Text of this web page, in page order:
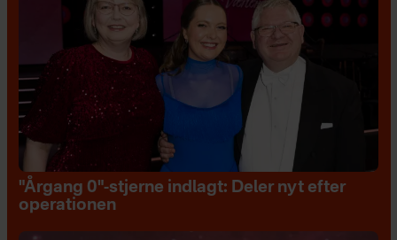
"Årgang 0"-stjerne indlagt: Deler nyt efter
operationen